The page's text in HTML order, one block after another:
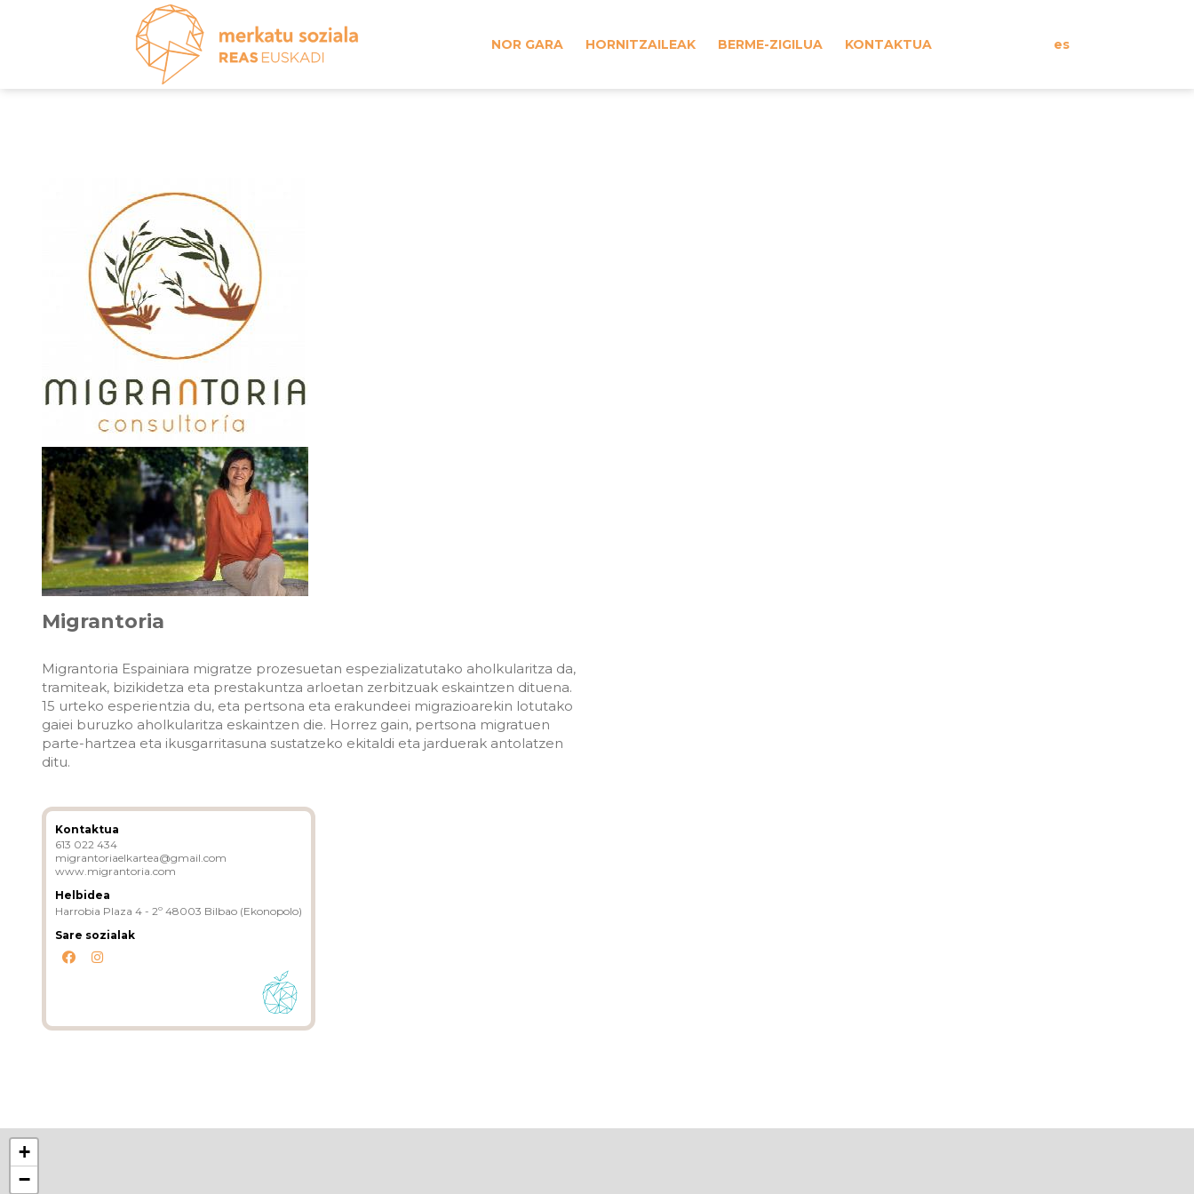
NOR GARA HORNITZAILEAK BERME-ZIGILUA KONTAKTUA es
Migrantoria
Migrantoria Espainiara migratze prozesuetan espezializatutako aholkularitza da,
tramiteak, bizikidetza eta prestakuntza arloetan zerbitzuak eskaintzen dituena.
15 urteko esperientzia du, eta pertsona eta erakundeei migrazioarekin lotutako
gaiei buruzko aholkularitza eskaintzen die. Horrez gain, pertsona migratuen
parte-hartzea eta ikusgarritasuna sustatzeko ekitaldi eta jarduerak antolatzen
ditu.
Kontaktua
613 022 434
migrantoriaelkartea@gmail.com
www.migrantoria.com
Helbidea
Harrobia Plaza 4 - 2º 48003 Bilbao (Ekonopolo)
Sare sozialak
+
−